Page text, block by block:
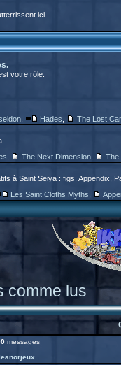
ici...
votre rôle.
, Hades The Lost
The Next Dimension, The
à Saint Seiya : figs, Appendix,
Les Saint Cloths Myths
comme lus
messages